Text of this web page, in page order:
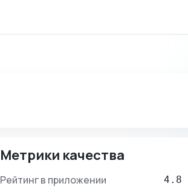
Метрики качества
Рейтинг в приложении 4.8